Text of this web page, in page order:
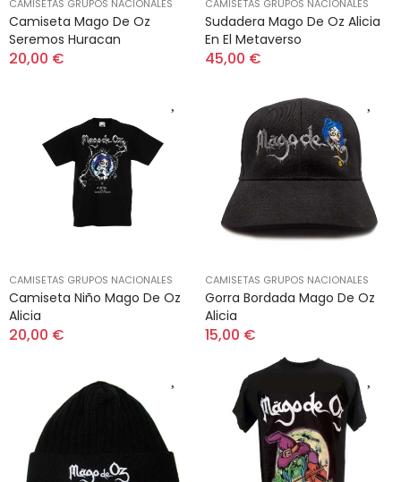
CAMISETAS GRUPOS NACIONALES
Camiseta Mago De Oz
Seremos Huracan
20,00 €
CAMISETAS GRUPOS NACIONALES
Sudadera Mago De Oz Alicia
En El Metaverso
45,00 €
CAMISETAS GRUPOS NACIONALES
Camiseta Niño Mago De Oz
Alicia
20,00 €
CAMISETAS GRUPOS NACIONALES
Gorra Bordada Mago De Oz
Alicia
15,00 €